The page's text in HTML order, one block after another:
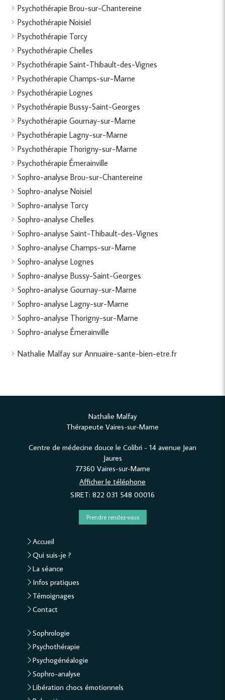
Psychothérapie Brou-sur-Chantereine
Psychothérapie Noisiel
Psychothérapie Torcy
Psychothérapie Chelles
Psychothérapie Saint-Thibault-des-Vignes
Psychothérapie Champs-sur-Marne
Psychothérapie Lognes
Psychothérapie Bussy-Saint-Georges
Psychothérapie Gournay-sur-Marne
Psychothérapie Lagny-sur-Marne
Psychothérapie Thorigny-sur-Marne
Psychothérapie Émerainville
Sophro-analyse Brou-sur-Chantereine
Sophro-analyse Noisiel
Sophro-analyse Torcy
Sophro-analyse Chelles
Sophro-analyse Saint-Thibault-des-Vignes
Sophro-analyse Champs-sur-Marne
Sophro-analyse Lognes
Sophro-analyse Bussy-Saint-Georges
Sophro-analyse Gournay-sur-Marne
Sophro-analyse Lagny-sur-Marne
Sophro-analyse Thorigny-sur-Marne
Sophro-analyse Émerainville
Nathalie Malfay sur Annuaire-sante-bien-etre.fr
Nathalie Malfay
Thérapeute Vaires-sur-Marne
Centre de médecine douce le Colibri - 14 avenue Jean
Jaures
77360 Vaires-sur-Marne
Afficher le téléphone
SIRET: 822 031 548 00016
Prendre rendez-vous
Accueil
Qui suis-je ?
La séance
Infos pratiques
Témoignages
Contact
Sophrologie
Psychothérapie
Psychogénéalogie
Sophro-analyse
Libération chocs émotionnels